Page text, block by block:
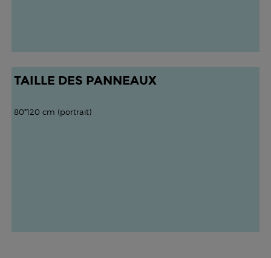
TAILLE DES PANNEAUX
80*120 cm (portrait)